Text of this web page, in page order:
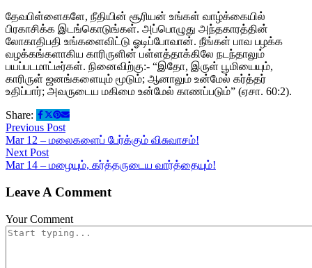
தேவபிள்ளைகளே, நீதியின் சூரியன் உங்கள் வாழ்க்கையில்
பிரகாசிக்க இடங்கொடுங்கள். அப்பொழுது அந்தகாரத்தின்
லோகாதிபதி உங்களைவிட்டு ஓடிப்போவான். நீங்கள் பாவ பழக்க
வழக்கங்களாகிய காரிருளின் பள்ளத்தாக்கிலே நடந்தாலும்
பயப்படமாட்டீர்கள். நினைவிற்கு:- “இதோ, இருள் பூமியையும்,
காரிருள் ஜனங்களையும் மூடும்; ஆனாலும் உன்மேல் கர்த்தர்
உதிப்பார்; அவருடைய மகிமை உன்மேல் காணப்படும்” (ஏசா. 60:2).
Share:
Previous Post
Mar 12 – மலைகளைப் பேர்க்கும் விசுவாசம்!
Next Post
Mar 14 – மழையும், கர்த்தருடைய வார்த்தையும்!
Leave A Comment
Your Comment